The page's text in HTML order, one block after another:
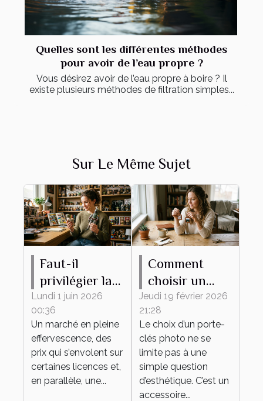
Quelles sont les différentes méthodes
pour avoir de l’eau propre ?
Vous désirez avoir de l’eau propre à boire ? Il
existe plusieurs méthodes de filtration simples...
Sur Le Même Sujet
Faut-il
privilégier la
rareté ou
l’attachement
émotionnel
pour sa
collection de
figurines ?
Lundi 1 juin 2026
00:36
Un marché en pleine
effervescence, des
prix qui s’envolent sur
certaines licences et,
en parallèle, une...
Comment
choisir un
porte-clés
photo idéal
pour vous ?
Jeudi 19 février 2026
21:28
Le choix d’un porte-
clés photo ne se
limite pas à une
simple question
d’esthétique. C’est un
accessoire...